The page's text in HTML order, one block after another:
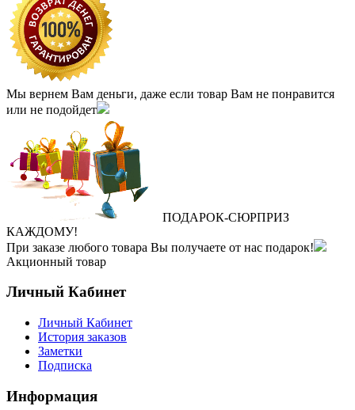
Мы вернем Вам деньги, даже если товар Вам не понравится
или не подойдет
ПОДАРОК‐СЮРПРИЗ
КАЖДОМУ!
При заказе любого товара Вы получаете от нас подарок!
Акционный товар
Личный Кабинет
Личный Кабинет
История заказов
Заметки
Подписка
Информация